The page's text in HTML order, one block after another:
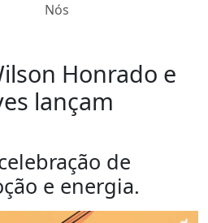
Nós
Honrado e
lançam
de
e energia.